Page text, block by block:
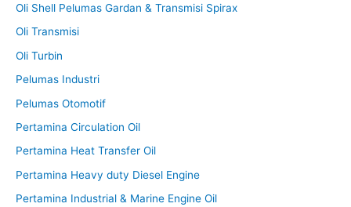
Oli Shell Pelumas Gardan & Transmisi Spirax
Oli Transmisi
Oli Turbin
Pelumas Industri
Pelumas Otomotif
Pertamina Circulation Oil
Pertamina Heat Transfer Oil
Pertamina Heavy duty Diesel Engine
Pertamina Industrial & Marine Engine Oil